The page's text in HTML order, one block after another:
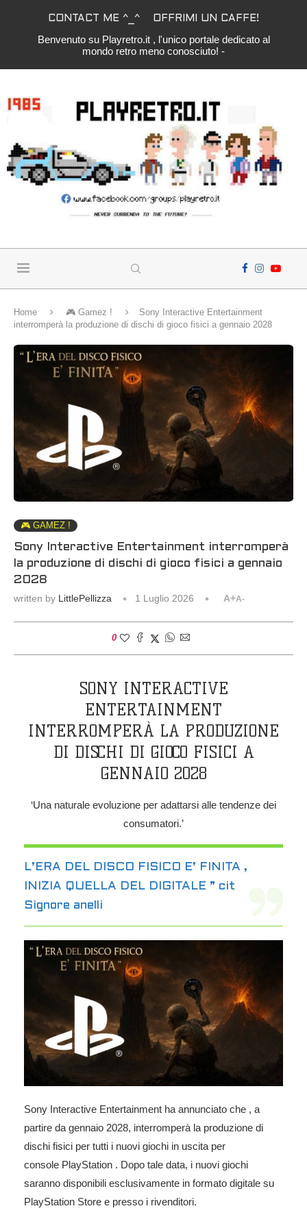
CONTACT ME ^_^ OFFRIMI UN CAFFE!
Benvenuto su Playretro.it , l'unico portale dedicato al
mondo retro meno conosciuto! -
Home 🎮 Gamez !
Sony Interactive Entertainment
interromperà la produzione di dischi di gioco fisici a gennaio 2028
🎮 GAMEZ !
Sony Interactive Entertainment interromperà
la produzione di dischi di gioco fisici a gennaio
2028
written by LittlePellizza 1 Luglio 2026 A+A-
0
SONY INTERACTIVE
ENTERTAINMENT
INTERROMPERÀ LA PRODUZIONE
DI DISCHI DI GIOCO FISICI A
GENNAIO 2028
‘Una naturale evoluzione per adattarsi alle tendenze dei
consumatori.’
L’ERA DEL DISCO FISICO E’ FINITA ,
INIZIA QUELLA DEL DIGITALE ” cit
Signore anelli
Sony Interactive Entertainment ha annunciato che , a
partire da gennaio 2028, interromperà la produzione di
dischi fisici per tutti i nuovi giochi in uscita per
console PlayStation . Dopo tale data, i nuovi giochi
saranno disponibili esclusivamente in formato digitale su
PlayStation Store e presso i rivenditori.